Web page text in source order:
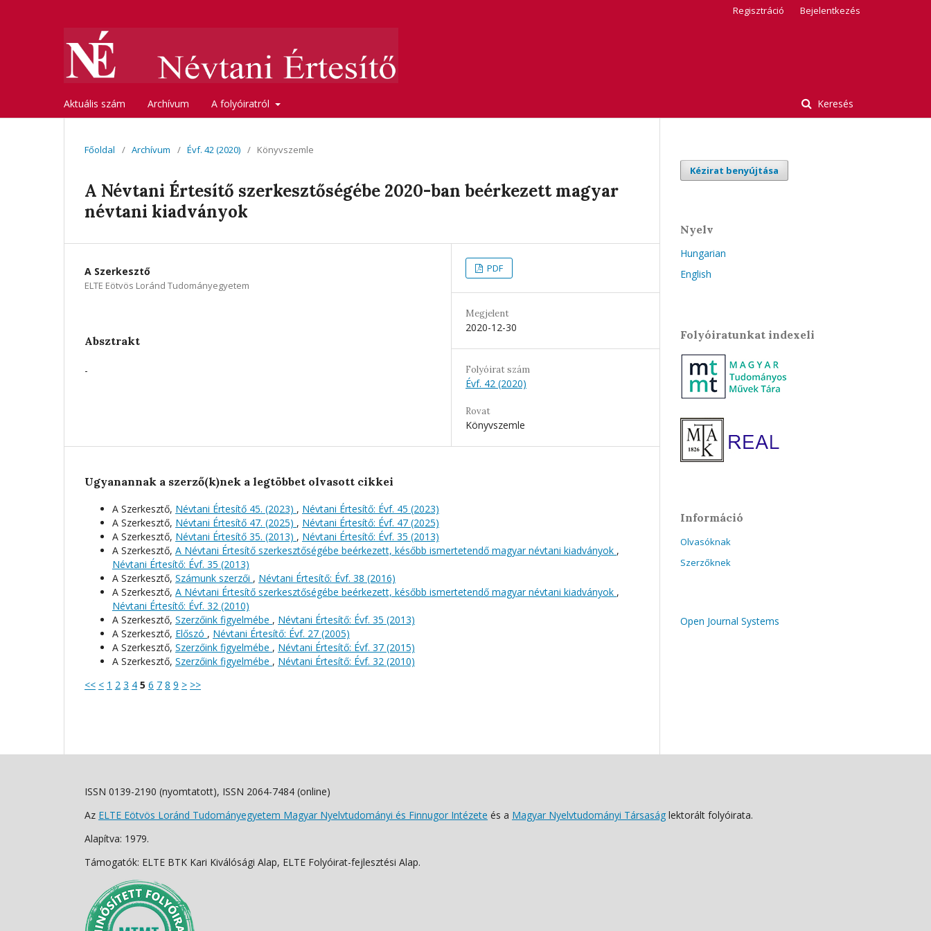
Aktuális szám Archívum A folyóiratról Keresés
Regisztráció Bejelentkezés
Főoldal / Archívum / Évf. 42 (2020) / Könyvszemle
A Névtani Értesítő szerkesztőségébe 2020-ban beérkezett magyar
névtani kiadványok
A Szerkesztő
ELTE Eötvös Loránd Tudományegyetem
Absztrakt
-
PDF
Megjelent
2020-12-30
Folyóirat szám
Évf. 42 (2020)
Rovat
Könyvszemle
Ugyanannak a szerző(k)nek a legtöbbet olvasott cikkei
A Szerkesztő, Névtani Értesítő 45. (2023) , Névtani Értesítő: Évf. 45 (2023)
A Szerkesztő, Névtani Értesítő 47. (2025) , Névtani Értesítő: Évf. 47 (2025)
A Szerkesztő, Névtani Értesítő 35. (2013) , Névtani Értesítő: Évf. 35 (2013)
A Szerkesztő, A Névtani Értesítő szerkesztőségébe beérkezett, később ismertetendő magyar névtani kiadványok ,
Névtani Értesítő: Évf. 35 (2013)
A Szerkesztő, Számunk szerzői , Névtani Értesítő: Évf. 38 (2016)
A Szerkesztő, A Névtani Értesítő szerkesztőségébe beérkezett, később ismertetendő magyar névtani kiadványok ,
Névtani Értesítő: Évf. 32 (2010)
A Szerkesztő, Szerzőink figyelmébe , Névtani Értesítő: Évf. 35 (2013)
A Szerkesztő, Előszó , Névtani Értesítő: Évf. 27 (2005)
A Szerkesztő, Szerzőink figyelmébe , Névtani Értesítő: Évf. 37 (2015)
A Szerkesztő, Szerzőink figyelmébe , Névtani Értesítő: Évf. 32 (2010)
<< < 1 2 3 4 5 6 7 8 9 > >>
Kézirat benyújtása
Nyelv
Hungarian
English
Folyóiratunkat indexeli
Információ
Olvasóknak
Szerzőknek
Open Journal Systems
ISSN 0139-2190 (nyomtatott), ISSN 2064-7484 (online)
Az ELTE Eötvös Loránd Tudományegyetem Magyar Nyelvtudományi és Finnugor Intézete és a Magyar Nyelvtudományi Társaság lektorált folyóirata.
Alapítva: 1979.
Támogatók: ELTE BTK Kari Kiválósági Alap, ELTE Folyóirat-fejlesztési Alap.